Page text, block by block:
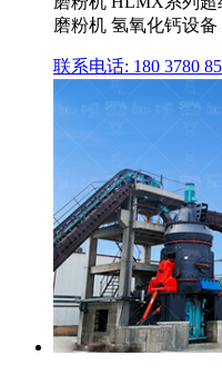
磨粉机 氢氧化钙设
联系电话: 180 3780